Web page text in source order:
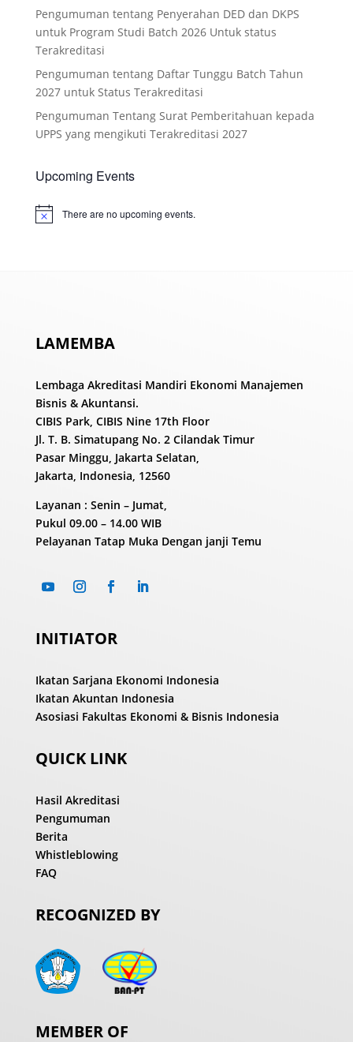
Pengumuman tentang Penyerahan DED dan DKPS
untuk Program Studi Batch 2026 Untuk status
Terakreditasi
Pengumuman tentang Daftar Tunggu Batch Tahun
2027 untuk Status Terakreditasi
Pengumuman Tentang Surat Pemberitahuan kepada
UPPS yang mengikuti Terakreditasi 2027
Upcoming Events
Notice There are no upcoming events.
LAMEMBA
Lembaga Akreditasi Mandiri Ekonomi Manajemen
Bisnis & Akuntansi.
CIBIS Park, CIBIS Nine 17th Floor
Jl. T. B. Simatupang No. 2 Cilandak Timur
Pasar Minggu, Jakarta Selatan,
Jakarta, Indonesia, 12560
Layanan : Senin – Jumat,
Pukul 09.00 – 14.00 WIB
Pelayanan Tatap Muka Dengan janji Temu
INITIATOR
Ikatan Sarjana Ekonomi Indonesia
Ikatan Akuntan Indonesia
Asosiasi Fakultas Ekonomi & Bisnis Indonesia
QUICK LINK
Hasil Akreditasi
Pengumuman
Berita
Whistleblowing
FAQ
RECOGNIZED BY
MEMBER OF